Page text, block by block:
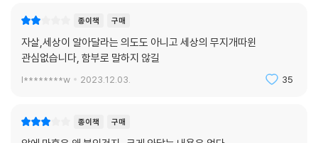
종이책 구매
자살,세상이 알아달라는 의도도 아니고 세상의 무지개따윈
관심없습니다, 함부로 말하지 않길
l********w 2023.12.03. 35
종이책 구매